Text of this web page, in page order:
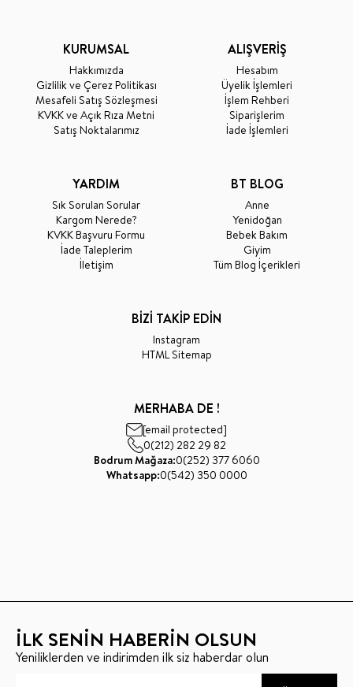
KURUMSAL
Hakkımızda
Gizlilik ve Çerez Politikası
Mesafeli Satış Sözleşmesi
KVKK ve Açık Rıza Metni
Satış Noktalarımız
ALIŞVERİŞ
Hesabım
Üyelik İşlemleri
İşlem Rehberi
Siparişlerim
İade İşlemleri
YARDIM
Sık Sorulan Sorular
Kargom Nerede?
KVKK Başvuru Formu
İade Taleplerim
İletişim
BT BLOG
Anne
Yenidoğan
Bebek Bakım
Giyim
Tüm Blog İçerikleri
BİZİ TAKİP EDİN
Instagram
HTML Sitemap
MERHABA DE !
[email protected]
0(212) 282 29 82
Bodrum Mağaza:0(252) 377 6060
Whatsapp:0(542) 350 0000
İLK SENİN HABERİN OLSUN
Yeniliklerden ve indirimden ilk siz haberdar olun